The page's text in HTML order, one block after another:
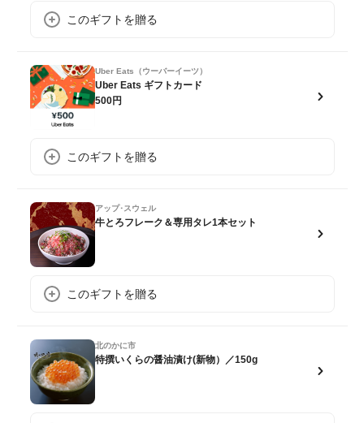
このギフトを贈る
Uber Eats（ウーバーイーツ）
Uber Eats ギフトカード
500円
このギフトを贈る
アップ･スウェル
牛とろフレーク＆専用タレ1本セット
このギフトを贈る
北のかに市
特撰いくらの醤油漬け(新物）／150g